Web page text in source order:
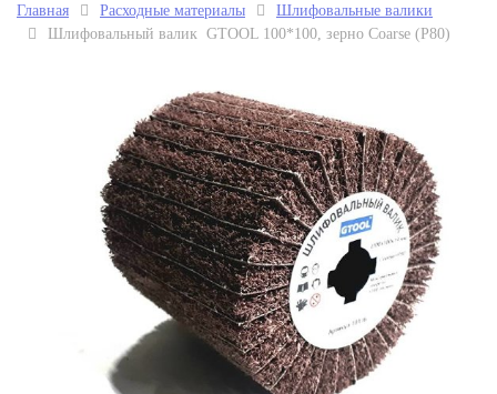
Главная Расходные материалы
Шлифовальные валики
Шлифовальный валик GTOOL 100*100, зерно Сoarse (P80)